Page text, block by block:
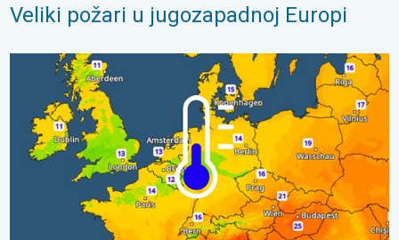
Veliki požari u jugozapadnoj Europi
Hladnije noći pred nama. Zapadna-središnja Europa. . .